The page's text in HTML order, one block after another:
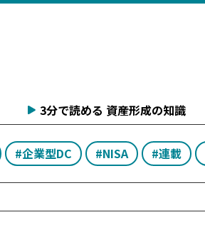
3分で読める 資産形成の知識
#企業型DC #NISA #連載